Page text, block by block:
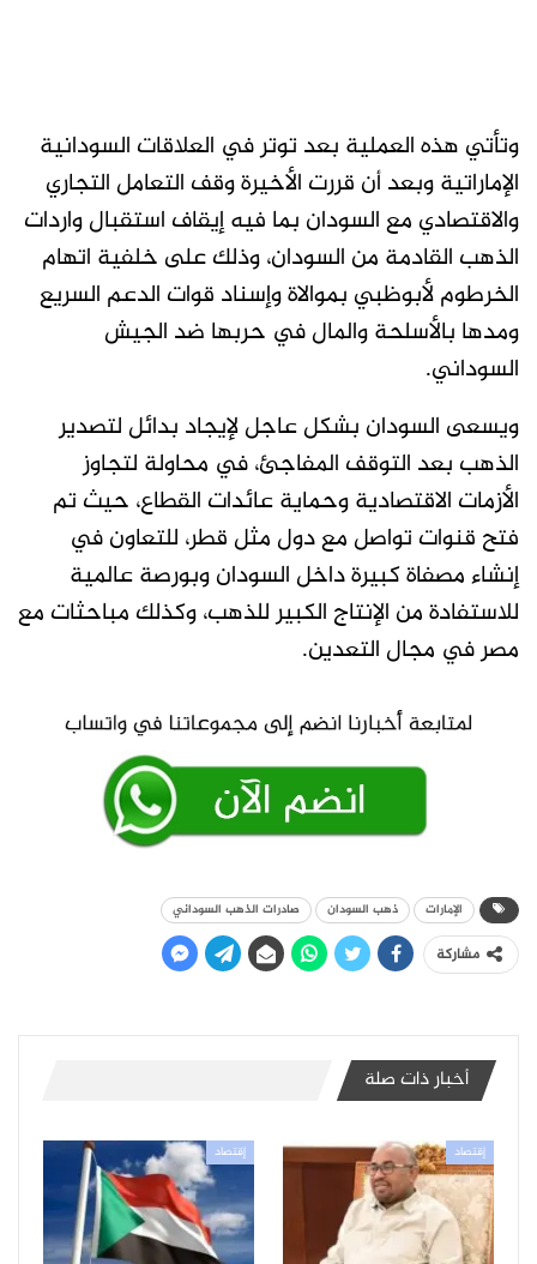
وتأتي هذه العملية بعد توتر في العلاقات السودانية
الإماراتية وبعد أن قررت الأخيرة وقف التعامل التجاري
والاقتصادي مع السودان بما فيه إيقاف استقبال واردات
الذهب القادمة من السودان، وذلك على خلفية اتهام
الخرطوم لأبوظبي بموالاة وإسناد قوات الدعم السريع
ومدها بالأسلحة والمال في حربها ضد الجيش
السوداني.
ويسعى السودان بشكل عاجل لإيجاد بدائل لتصدير
الذهب بعد التوقف المفاجئ، في محاولة لتجاوز
الأزمات الاقتصادية وحماية عائدات القطاع، حيث تم
فتح قنوات تواصل مع دول مثل قطر، للتعاون في
إنشاء مصفاة كبيرة داخل السودان وبورصة عالمية
للاستفادة من الإنتاج الكبير للذهب، وكذلك مباحثات مع
مصر في مجال التعدين.
الإمارات ذهب السودان صادرات الذهب السوداني
مشاركة
أخبار ذات صلة
إقتصاد إقتصاد